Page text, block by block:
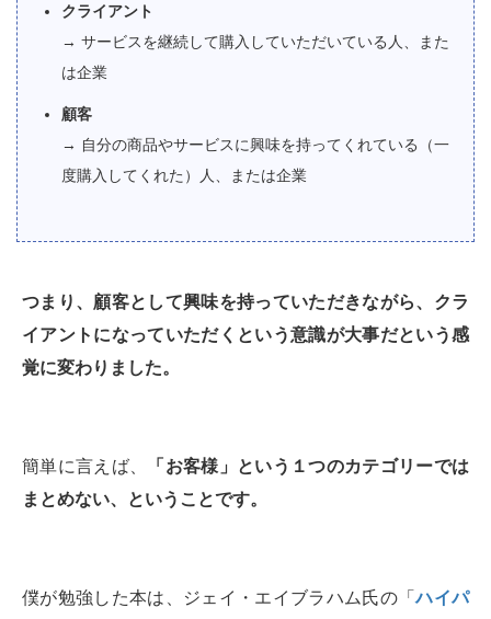
クライアント
→ サービスを継続して購入していただいている人、また
は企業
顧客
→ 自分の商品やサービスに興味を持ってくれている（一
度購入してくれた）人、または企業
つまり、顧客として興味を持っていただきながら、クラ
イアントになっていただくという意識が大事だという感
覚に変わりました。
簡単に言えば、
「お客様」という１つのカテゴリーでは
まとめない、ということです。
僕が勉強した本は、ジェイ・エイブラハム氏の「ハイパ